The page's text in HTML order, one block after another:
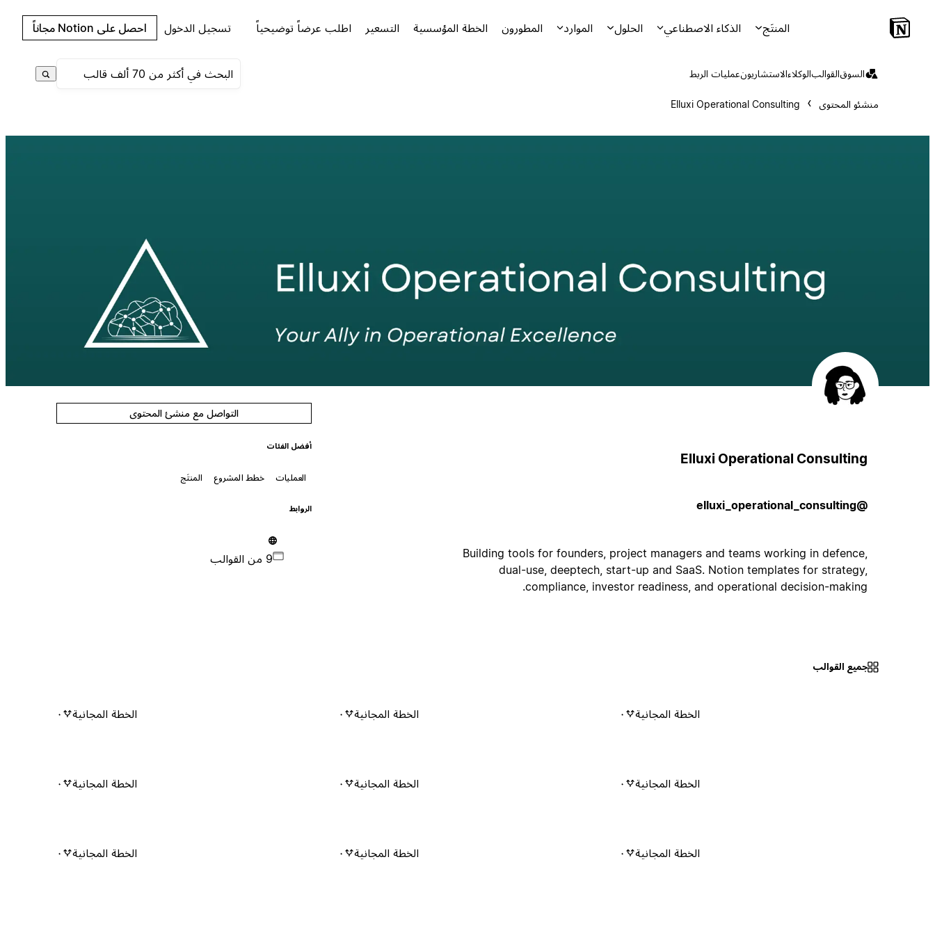
المنتَج الذكاء الاصطناعي الحلول الموارد المطورون الخطة المؤسسية التسعير اطلب عرضاً توضيحياً تسجيل الدخول احصل على Notion مجاناً
السوقالقوالبالوكلاءالاستشاريونعمليات الربط
منشئو المحتوى Elluxi Operational Consulting
Elluxi Operational Consulting
@elluxi_operational_consulting
Building tools for founders, project managers and teams working in defence,
dual-use, deeptech, start-up and SaaS. Notion templates for strategy,
compliance, investor readiness, and operational decision-making.
التواصل مع منشئ المحتوى
أفضل الفئات
العمليات خطط المشروع المنتَج
الروابط
9 من القوالب
جميع القوالب
الخطة المجانية ٠ الخطة المجانية ٠ الخطة المجانية ٠
الخطة المجانية ٠ الخطة المجانية ٠ الخطة المجانية ٠
الخطة المجانية ٠ الخطة المجانية ٠ الخطة المجانية ٠